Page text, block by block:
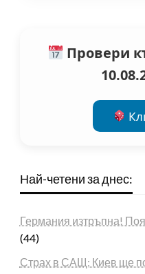
Провери
Най-четени за днес:
Германия изтръпна!
(44)
Страх в САЩ: Киев ще